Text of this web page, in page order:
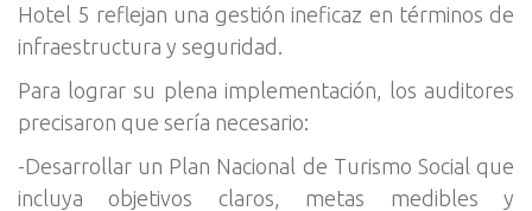
Hotel 5 reflejan una gestión ineficaz en términos de
infraestructura y seguridad.
Para lograr su plena implementación, los auditores
precisaron que sería necesario:
-Desarrollar un Plan Nacional de Turismo Social que
incluya objetivos claros, metas medibles y